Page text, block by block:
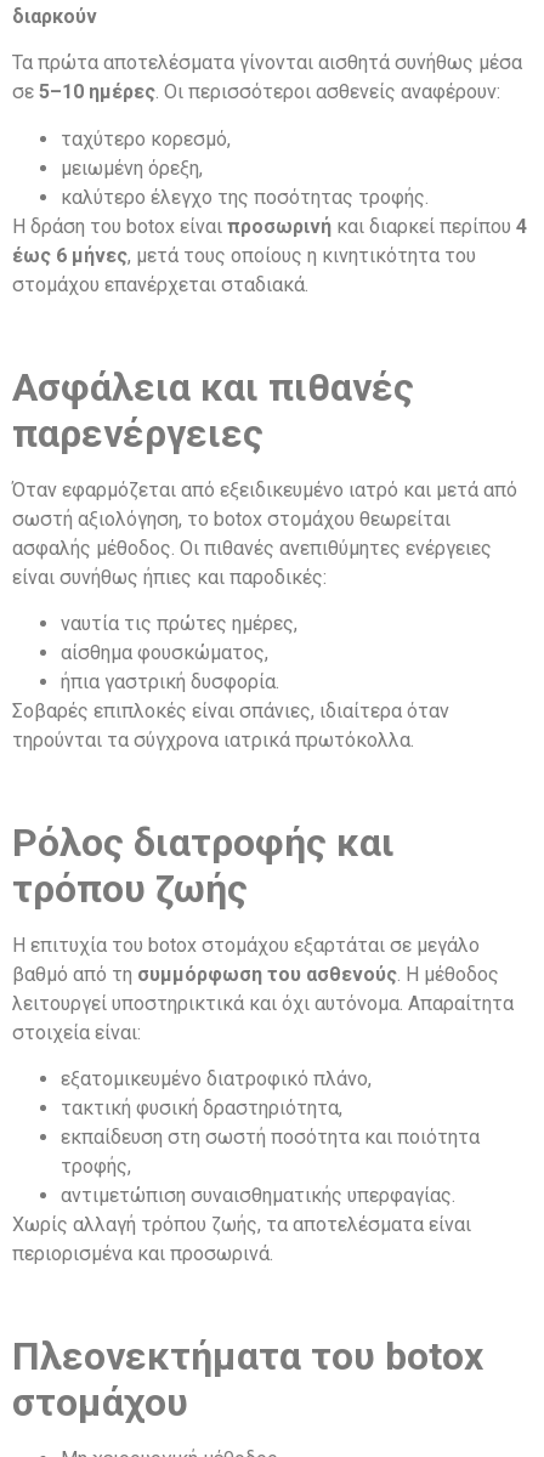
διαρκούν
Τα πρώτα αποτελέσματα γίνονται αισθητά συνήθως μέσα
σε 5–10 ημέρες. Οι περισσότεροι ασθενείς αναφέρουν:
ταχύτερο κορεσμό,
μειωμένη όρεξη,
καλύτερο έλεγχο της ποσότητας τροφής.
Η δράση του botox είναι προσωρινή και διαρκεί περίπου 4
έως 6 μήνες, μετά τους οποίους η κινητικότητα του
στομάχου επανέρχεται σταδιακά.
Ασφάλεια και πιθανές
παρενέργειες
Όταν εφαρμόζεται από εξειδικευμένο ιατρό και μετά από
σωστή αξιολόγηση, το botox στομάχου θεωρείται
ασφαλής μέθοδος. Οι πιθανές ανεπιθύμητες ενέργειες
είναι συνήθως ήπιες και παροδικές:
ναυτία τις πρώτες ημέρες,
αίσθημα φουσκώματος,
ήπια γαστρική δυσφορία.
Σοβαρές επιπλοκές είναι σπάνιες, ιδιαίτερα όταν
τηρούνται τα σύγχρονα ιατρικά πρωτόκολλα.
Ρόλος διατροφής και
τρόπου ζωής
Η επιτυχία του botox στομάχου εξαρτάται σε μεγάλο
βαθμό από τη συμμόρφωση του ασθενούς . Η μέθοδος
λειτουργεί υποστηρικτικά και όχι αυτόνομα. Απαραίτητα
στοιχεία είναι:
εξατομικευμένο διατροφικό πλάνο,
τακτική φυσική δραστηριότητα,
εκπαίδευση στη σωστή ποσότητα και ποιότητα
τροφής,
αντιμετώπιση συναισθηματικής υπερφαγίας.
Χωρίς αλλαγή τρόπου ζωής, τα αποτελέσματα είναι
περιορισμένα και προσωρινά.
Πλεονεκτήματα του botox
στομάχου